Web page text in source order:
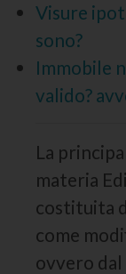
Visure
sono?
Immobile
valido?
La
materia
costituita
come
ovvero dal